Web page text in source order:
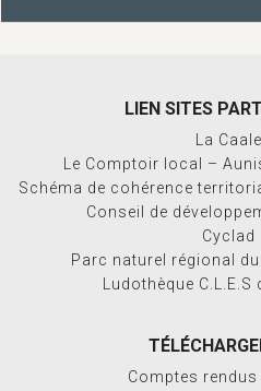
LIEN SITES
La Caale
Le Comptoir local –
Schéma de cohérence
Conseil de
Cyclad
Parc naturel régional
Ludothèque
Comptes